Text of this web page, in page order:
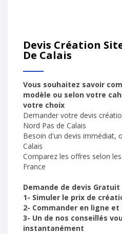
Devis Création
De Calais
Vous souhaitez savoir
modèle ou selon votre
votre choix
Demander votre devis
Nord Pas de Calais
Besoin d'un devis immédiat,
Calais
Comparez les offres selon
France
Demande de devis Gratuit
1- Simuler le prix de
2- Commander en ligne et
3- Un de nos conseillés
instantanément